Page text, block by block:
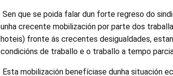
Sen que se poida falar dun forte regreso do
unha crecente mobilización por parte dos
hoteis) fronte ás crecentes desigualdades,
condicións de traballo e o traballo a tempo
Esta mobilización benefíciase dunha situación